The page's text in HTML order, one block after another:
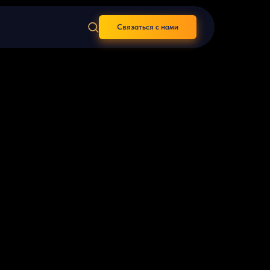
Связаться с нами